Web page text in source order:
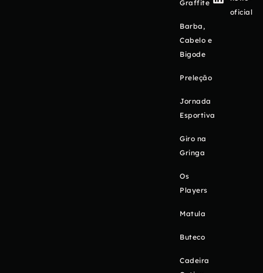
Graffite
Barba,
Cabelo e
Bigode
Preleção
Jornada
Esportiva
Giro na
Gringa
Os
Players
Matula
Buteco
Cadeira
oficial